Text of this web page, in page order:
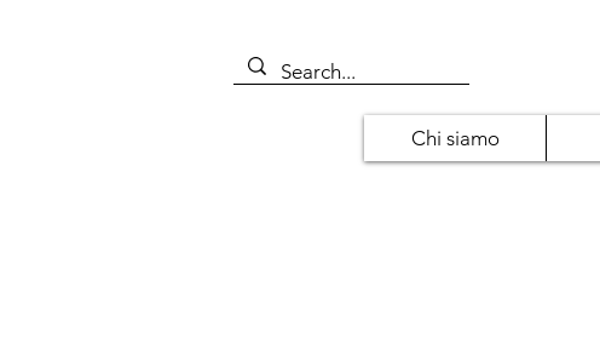
Chi siamo